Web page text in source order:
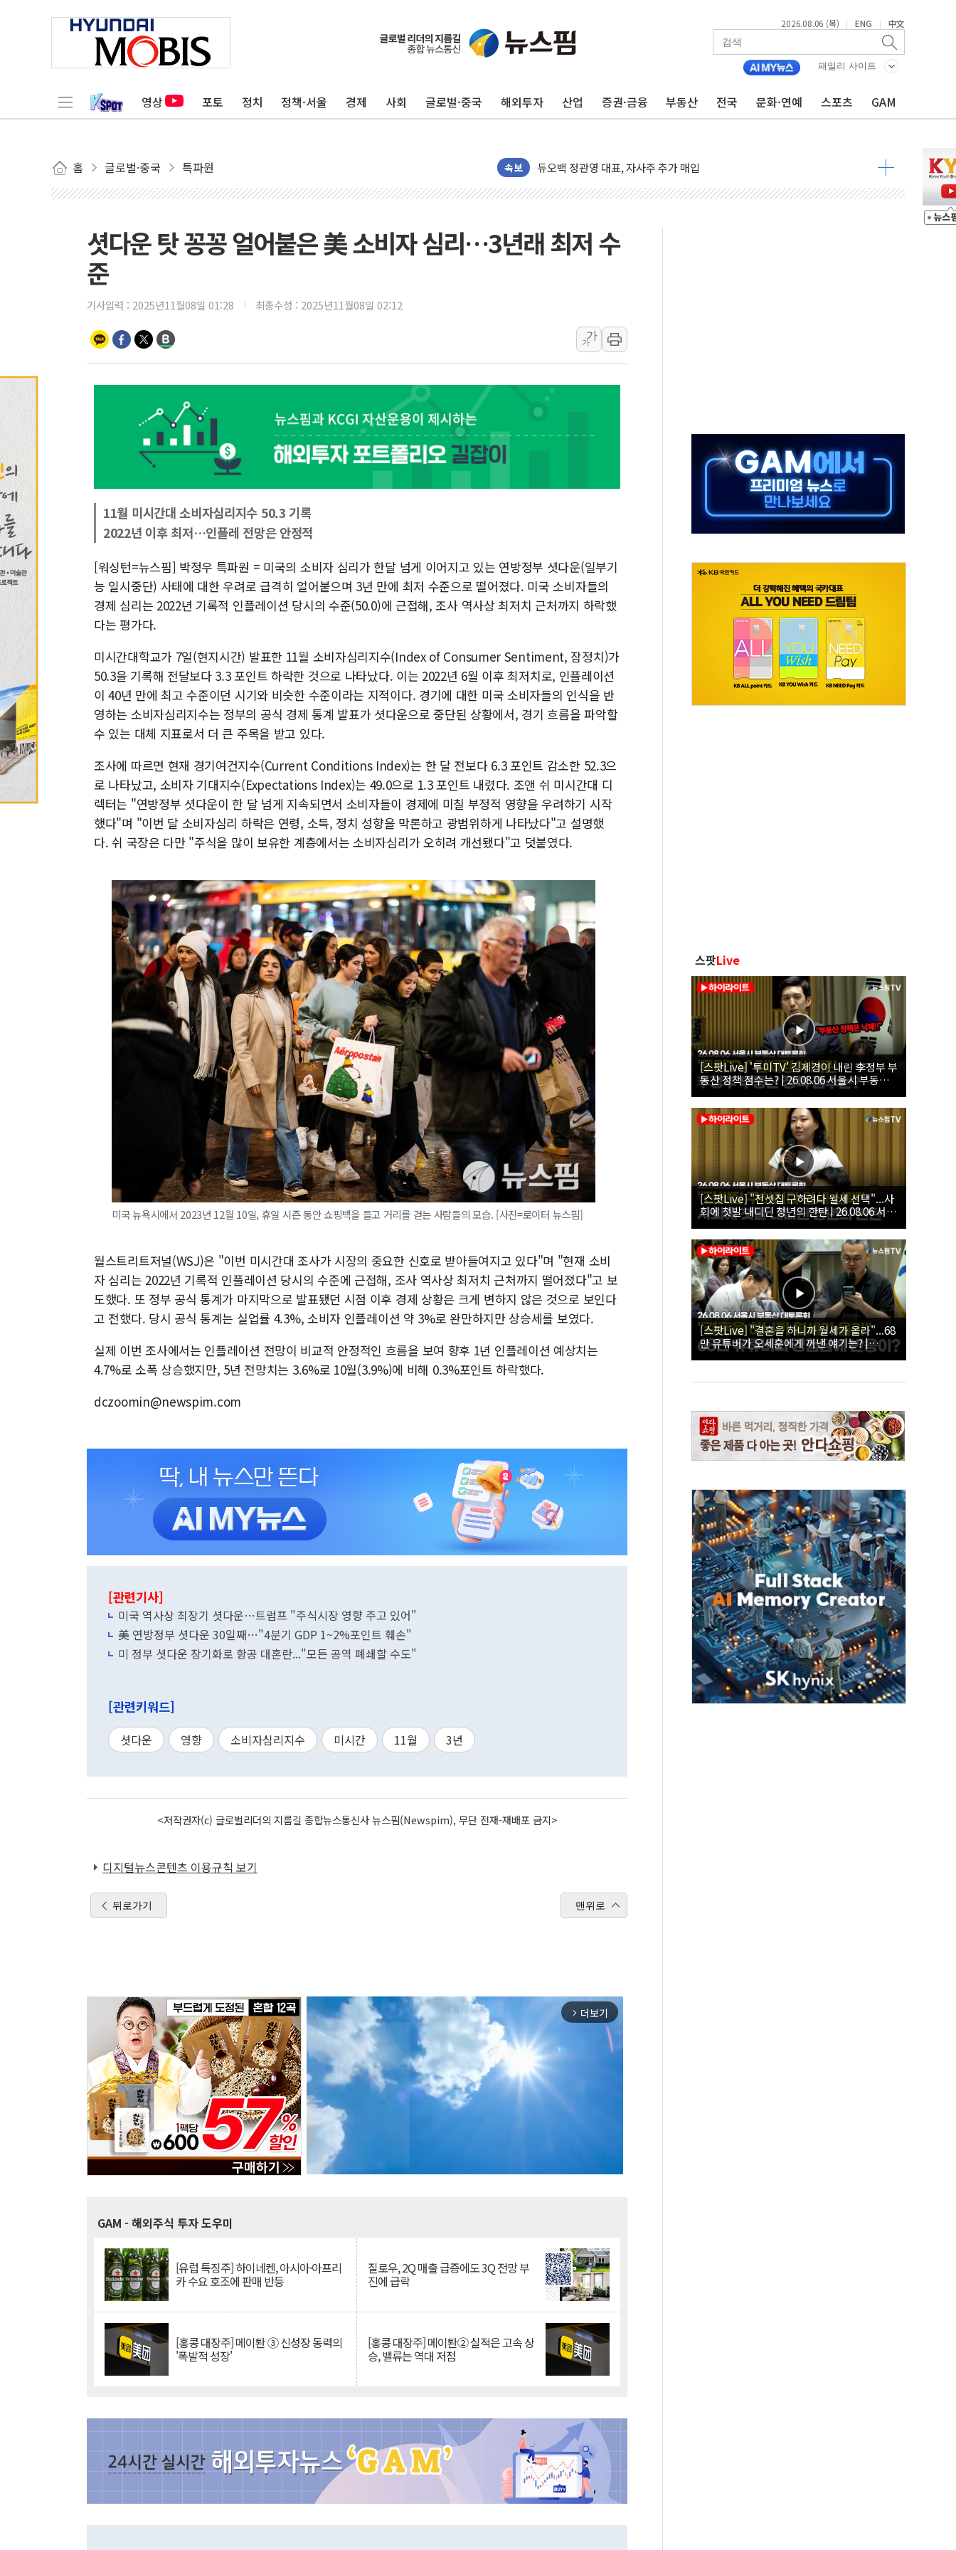
2026.08.06 (목) | ENG | 中文
패밀리 사이트
영상 포토 정치 정책·서울 경제 사회 글로벌·중국 해외투자 산업 증권·금융 부동산 전국 문화·연예 스포츠 GAM
홈 글로벌·중국 특파원 속보
인천공항 여객터미널, 대형 미디어아트로 다채로운 볼거리 제공
해군, 독도 인근서 동해영토수호훈련 비공개 실시
여권 내부서도 제기되는 레버리지 책임론…정청래·조국, 김민석·靑에 공세
중국 최신판 '달(月) 지질도' 완성...달 어디에 어떤 광물이 있나 한눈에
뉴인텍, 하반기 '전력용 커패시터' 사업 확대
BGF리테일, 2분기 영업익 849억원…전년 比 22.3%↑
휴젤, 매출 2545억원·영업익 1037억원…상반기 역대 최대
진원생명과학, '코로나19 DNA 백신 플랫폼' 美 특허 확보
경북도·대구시 '2차 공공기관 이전' 대응 '맞손'
CJ프레시웨이, 2분기 영업익 14.2% 감소…"온라인 사업으로 성장"
초박빙 경선에 친명계 '추가 투표' 요구...친청계 응집력 '희석' 전략 통할까
셧다운 탓 꽁꽁 얼어붙은 美 소비자 심리…3년래 최저 수
준
기사입력 : 2025년11월08일 01:28 최종수정 : 2025년11월08일 02:12
가
가
11월 미시간대 소비자심리지수 50.3 기록
2022년 이후 최저…인플레 전망은 안정적
[워싱턴=뉴스핌] 박정우 특파원 = 미국의 소비자 심리가 한달 넘게 이어지고 있는 연방정부 셧다운(일부기
능 일시중단) 사태에 대한 우려로 급격히 얼어붙으며 3년 만에 최저 수준으로 떨어졌다. 미국 소비자들의
경제 심리는 2022년 기록적 인플레이션 당시의 수준(50.0)에 근접해, 조사 역사상 최저치 근처까지 하락했
다는 평가다.
미시간대학교가 7일(현지시간) 발표한 11월 소비자심리지수(Index of Consumer Sentiment, 잠정치)가
50.3을 기록해 전달보다 3.3 포인트 하락한 것으로 나타났다. 이는 2022년 6월 이후 최저치로, 인플레이션
이 40년 만에 최고 수준이던 시기와 비슷한 수준이라는 지적이다. 경기에 대한 미국 소비자들의 인식을 반
영하는 소비자심리지수는 정부의 공식 경제 통계 발표가 셧다운으로 중단된 상황에서, 경기 흐름을 파악할
수 있는 대체 지표로서 더 큰 주목을 받고 있다.
조사에 따르면 현재 경기여건지수(Current Conditions Index)는 한 달 전보다 6.3 포인트 감소한 52.3으
로 나타났고, 소비자 기대지수(Expectations Index)는 49.0으로 1.3 포인트 내렸다. 조앤 쉬 미시간대 디
렉터는 "연방정부 셧다운이 한 달 넘게 지속되면서 소비자들이 경제에 미칠 부정적 영향을 우려하기 시작
했다"며 "이번 달 소비자심리 하락은 연령, 소득, 정치 성향을 막론하고 광범위하게 나타났다"고 설명했
다. 쉬 국장은 다만 "주식을 많이 보유한 계층에서는 소비자심리가 오히려 개선됐다"고 덧붙였다.
미국 뉴욕시에서 2023년 12월 10일, 휴일 시즌 동안 쇼핑백을 들고 거리를 걷는 사람들의 모습. [사진=로이터 뉴스핌]
월스트리트저널(WSJ)은 "이번 미시간대 조사가 시장의 중요한 신호로 받아들여지고 있다"며 "현재 소비
자 심리는 2022년 기록적 인플레이션 당시의 수준에 근접해, 조사 역사상 최저치 근처까지 떨어졌다"고 보
도했다. 또 정부 공식 통계가 마지막으로 발표됐던 시점 이후 경제 상황은 크게 변하지 않은 것으로 보인다
고 전했다. 당시 공식 통계는 실업률 4.3%, 소비자 인플레이션 약 3%로 완만하지만 상승세를 보였다.
실제 이번 조사에서는 인플레이션 전망이 비교적 안정적인 흐름을 보여 향후 1년 인플레이션 예상치는
4.7%로 소폭 상승했지만, 5년 전망치는 3.6%로 10월(3.9%)에 비해 0.3%포인트 하락했다.
dczoomin@newspim.com
[관련기사]
미국 역사상 최장기 셧다운…트럼프 "주식시장 영향 주고 있어"
美 연방정부 셧다운 30일째…"4분기 GDP 1~2%포인트 훼손"
미 정부 셧다운 장기화로 항공 대혼란..."모든 공역 폐쇄할 수도"
[관련키워드]
셧다운 영향 소비자심리지수 미시간 11월 3년
<저작권자(c) 글로벌리더의 지름길 종합뉴스통신사 뉴스핌(Newspim), 무단 전재-재배포 금지>
디지털뉴스콘텐츠 이용규칙 보기
뒤로가기 맨위로
arrow_forward_ios 더보기
GAM - 해외주식 투자 도우미
[유럽 특징주] 하이네켄, 아시아·아프리
카 수요 호조에 판매 반등
질로우, 2Q 매출 급증에도 3Q 전망 부
진에 급락
[홍콩 대장주] 메이퇀 ③ 신성장 동력의
'폭발적 성장'
[홍콩 대장주] 메이퇀② 실적은 고속 상
승, 밸류는 역대 저점
스팟Live
[스팟Live] '투미TV' 김제경이 내린 李정부 부
동산 정책 점수는? | 26.08.06 서울시 부동산
대토론회
[스팟Live] "전셋집 구하려다 월세 선택"...사
회에 첫발 내디딘 청년의 한탄 | 26.08.06 서울
시 부동산 대토론회
[스팟Live] "결혼을 하니까 월세가 올라"...68
만 유튜버가 오세훈에게 꺼낸 얘기는? |
26.08.06 서울시 부동산 대토론회